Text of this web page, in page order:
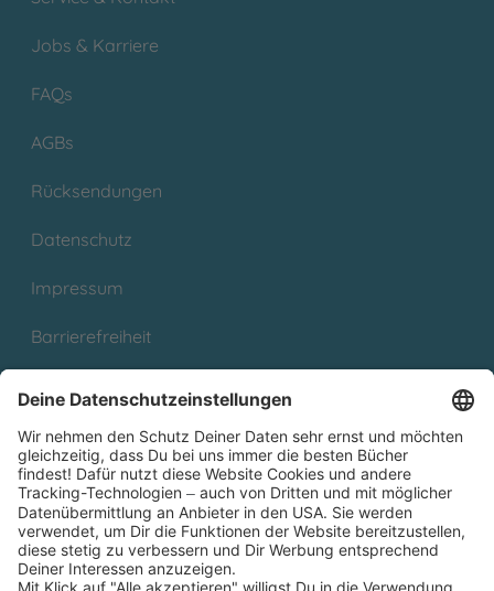
Jobs & Karriere
FAQs
AGBs
Rücksendungen
Datenschutz
Impressum
Barrierefreiheit
Partnerprogramm (Affiliate)
Folge uns auf